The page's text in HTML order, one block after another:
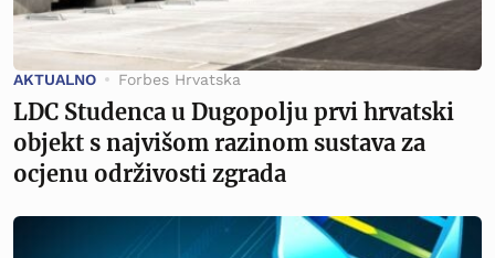
AKTUALNO Forbes Hrvatska
LDC Studenca u Dugopolju prvi hrvatski
objekt s najvišom razinom sustava za
ocjenu održivosti zgrada